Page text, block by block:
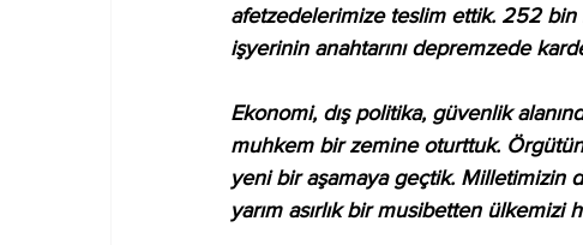
afetzedelerimize teslim ettik. 252 bin
işyerinin anahtarını depremzede
Ekonomi, dış politika, güvenlik
muhkem bir zemine oturttuk. Örgütün
yeni bir aşamaya geçtik. Milletimizin
yarım asırlık bir musibetten ülkemizi